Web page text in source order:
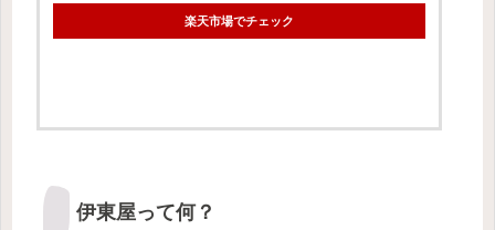
楽天市場でチェック
伊東屋って何？